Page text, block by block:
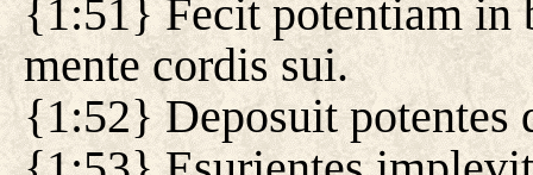
{1:51} Fecit potentiam in
mente cordis sui.
{1:52} Deposuit potentes